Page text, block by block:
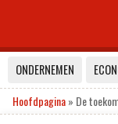
ONDERNEMEN
Hoofdpagina» De